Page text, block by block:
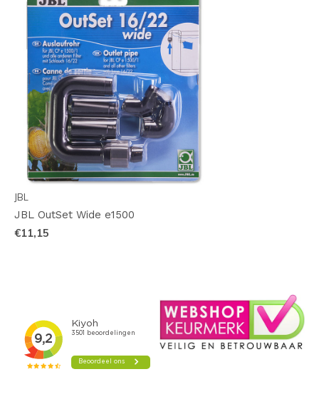
JBL
JBL OutSet Wide e1500
€11,15